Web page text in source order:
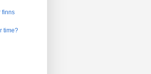
finns
time?